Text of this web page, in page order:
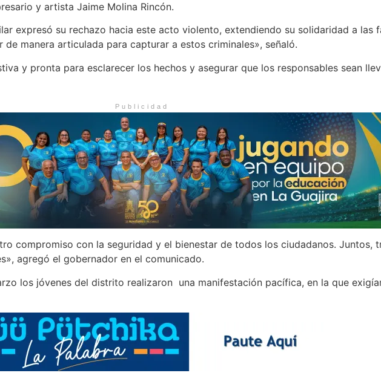
y artista Jaime Molina Rincón.
expresó su rechazo hacia este acto violento, extendiendo su solidaridad a las
manera articulada para capturar a estos criminales», señaló.
y pronta para esclarecer los hechos y asegurar que los responsables sean
Publicidad
compromiso con la seguridad y el bienestar de todos los ciudadanos. Juntos,
agregó el gobernador en el comunicado.
los jóvenes del distrito realizaron una manifestación pacífica, en la que